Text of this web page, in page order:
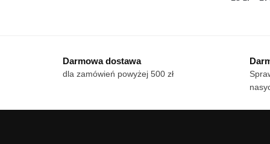
wariantów.
Opcje
wybrać
Darmowa dostawa
dla zamówień powyżej 500 zł